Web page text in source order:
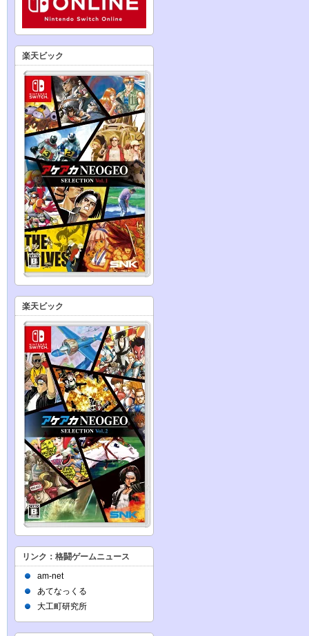
楽天ビック
楽天ビック
リンク：格闘ゲームニュース
am-net
あてなっくる
大工町研究所